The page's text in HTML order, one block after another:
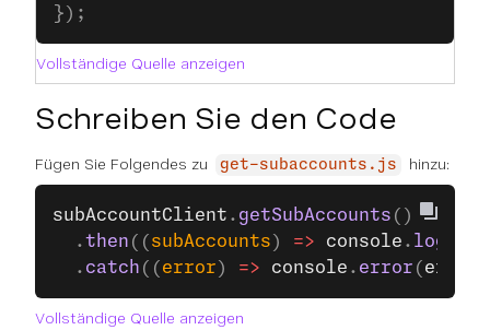
});
Vollständige Quelle anzeigen
Schreiben Sie den Code
Fügen Sie Folgendes zu get-subaccounts.js hinzu:
subAccountClient . getSubAccounts ()
  .
then (( subAccounts ) => console . log
  .
catch (( error ) => console . error ( error
Vollständige Quelle anzeigen